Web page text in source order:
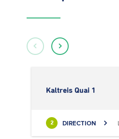
Kaltreis Quai 1
2 DIRECTION